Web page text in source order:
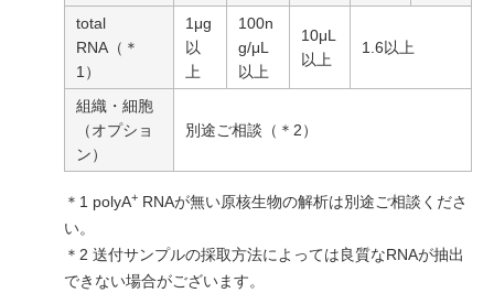
total
RNA（＊
1）
1μg
以
上
100n
g/μL
以上
10μL
以上
1.6以上
組織・細胞
（オプショ
ン）
別途ご相談（＊2）
＊1 polyA+RNAが無い原核生物の解析は別途ご相談くださ
い。
＊2 送付サンプルの採取方法によっては良質なRNAが抽出
できない場合がございます。